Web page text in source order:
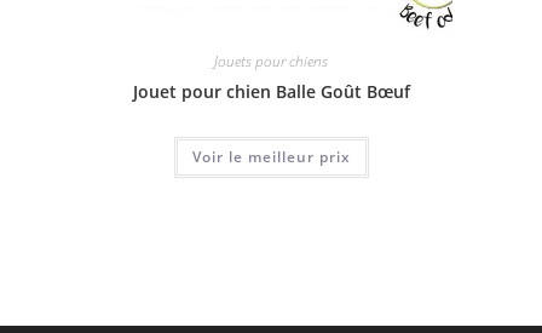
Jouets pour chiens
Jouet pour chien Balle Goût Bœuf
Voir le meilleur prix